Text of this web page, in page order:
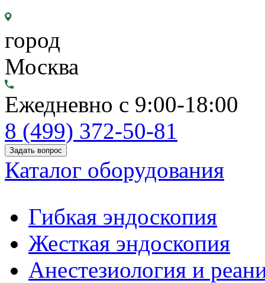
город
Москва
Ежедневно с 9:00-18:00
8 (499) 372-50-81
Задать вопрос
Каталог оборудования
Гибкая эндоскопия
Жесткая эндоскопия
Анестезиология и